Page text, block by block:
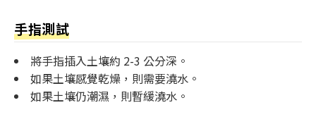
手指測試
將手指插入土壤約 2-3 公分深。
如果土壤感覺乾燥，則需要澆水。
如果土壤仍潮濕，則暫緩澆水。